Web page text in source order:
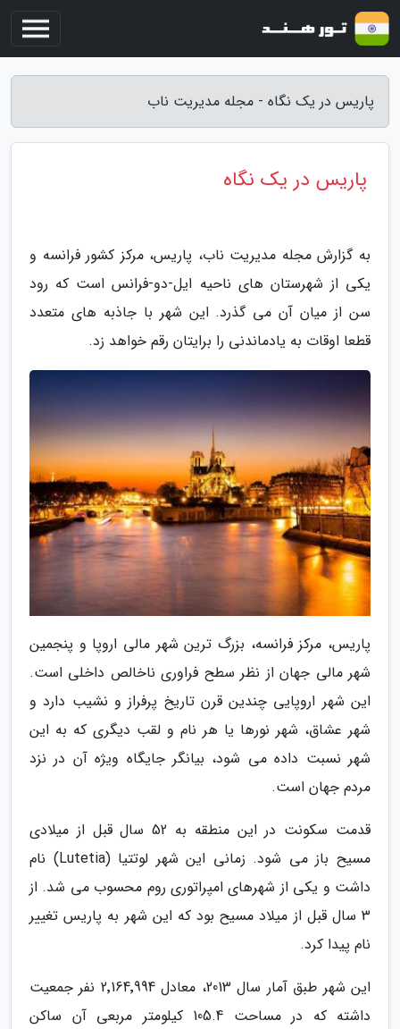
پاریس در یک نگاه - مجله مدیریت ناب
پاریس در یک نگاه
به گزارش مجله مدیریت ناب، پاریس، مرکز کشور فرانسه و
یکی از شهرستان های ناحیه ایل-دو-فرانس است که رود
سن از میان آن می گذرد. این شهر با جاذبه های متعدد
قطعا اوقات به یادماندنی را برایتان رقم خواهد زد.
پاریس، مرکز فرانسه، بزرگ ترین شهر مالی اروپا و پنجمین
شهر مالی جهان از نظر سطح فراوری ناخالص داخلی است.
این شهر اروپایی چندین قرن تاریخ پرفراز و نشیب دارد و
شهر عشاق، شهر نورها یا هر نام و لقب دیگری که به این
شهر نسبت داده می شود، بیانگر جایگاه ویژه آن در نزد
مردم جهان است.
قدمت سکونت در این منطقه به 52 سال قبل از میلادی
مسیح باز می شود. زمانی این شهر لوتتیا (Lutetia) نام
داشت و یکی از شهرهای امپراتوری روم محسوب می شد. از
3 سال قبل از میلاد مسیح بود که این شهر به پاریس تغییر
نام پیدا کرد.
این شهر طبق آمار سال 2013، معادل 2٬164٬994 نفر جمعیت
داشته که در مساحت 105.4 کیلومتر مربعی آن ساکن